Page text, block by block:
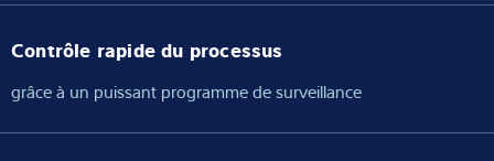
Contrôle rapide du processus
grâce à un puissant programme de surveillance